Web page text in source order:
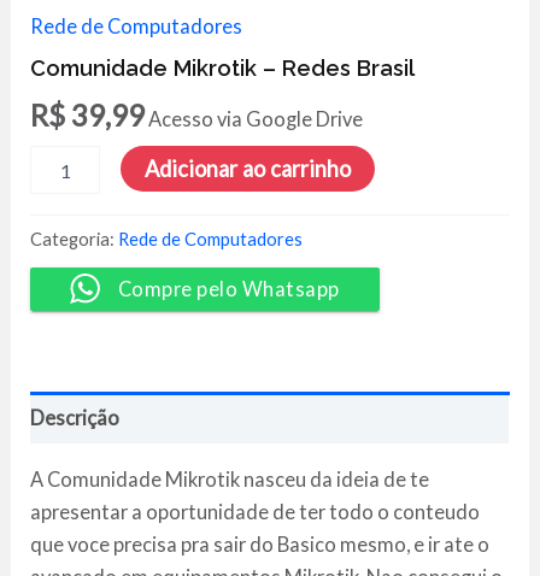
Rede de Computadores
Comunidade Mikrotik – Redes Brasil
R$ 39,99Acesso via Google Drive
Comunidade
Mikrotik
Redes
Brasil
quantidade
Adicionar ao carrinho
Categoria: Rede de Computadores
Compre pelo Whatsapp
Descrição
A Comunidade Mikrotik nasceu da ideia de te
apresentar a oportunidade de ter todo o conteudo
que voce precisa pra sair do Basico mesmo, e ir ate o